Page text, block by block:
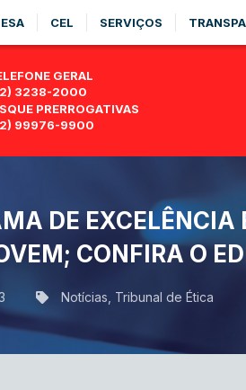
ESA CEL SERVIÇOS
GERAL
3238-2000
PRERROGATIVAS
99976-9900
DE
CONFIRA O
Notícias Tribunal de Ética